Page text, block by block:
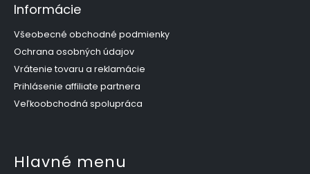
Informácie
Všeobecné obchodné podmienky
Ochrana osobných údajov
Vrátenie tovaru a reklamácie
Prihlásenie affiliate partnera
Veľkoobchodná spolupráca
Hlavné menu